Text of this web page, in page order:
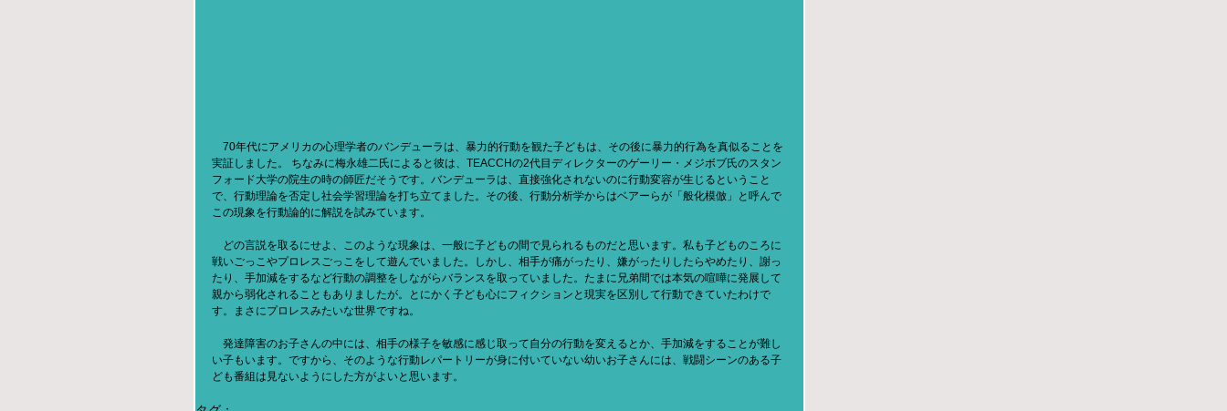
70年代にアメリカの心理学者のバンデューラは、暴力的行動を観た子どもは、その後に暴力的行為を真似ることを
実証しました。 ちなみに梅永雄二氏によると彼は、TEACCHの2代目ディレクターのゲーリー・メジボブ氏のスタン
フォード大学の院生の時の師匠だそうです。バンデューラは、直接強化されないのに行動変容が生じるということ
で、行動理論を否定し社会学習理論を打ち立てました。その後、行動分析学からはベアーらが「般化模倣」と呼んで
この現象を行動論的に解説を試みています。
どの言説を取るにせよ、このような現象は、一般に子どもの間で見られるものだと思います。私も子どものころに
戦いごっこやプロレスごっこをして遊んでいました。しかし、相手が痛がったり、嫌がったりしたらやめたり、謝っ
たり、手加減をするなど行動の調整をしながらバランスを取っていました。たまに兄弟間では本気の喧嘩に発展して
親から弱化されることもありましたが。とにかく子ども心にフィクションと現実を区別して行動できていたわけで
す。まさにプロレスみたいな世界ですね。
発達障害のお子さんの中には、相手の様子を敏感に感じ取って自分の行動を変えるとか、手加減をすることが難し
い子もいます。ですから、そのような行動レパートリーが身に付いていない幼いお子さんには、戦闘シーンのある子
ども番組は見ないようにした方がよいと思います。